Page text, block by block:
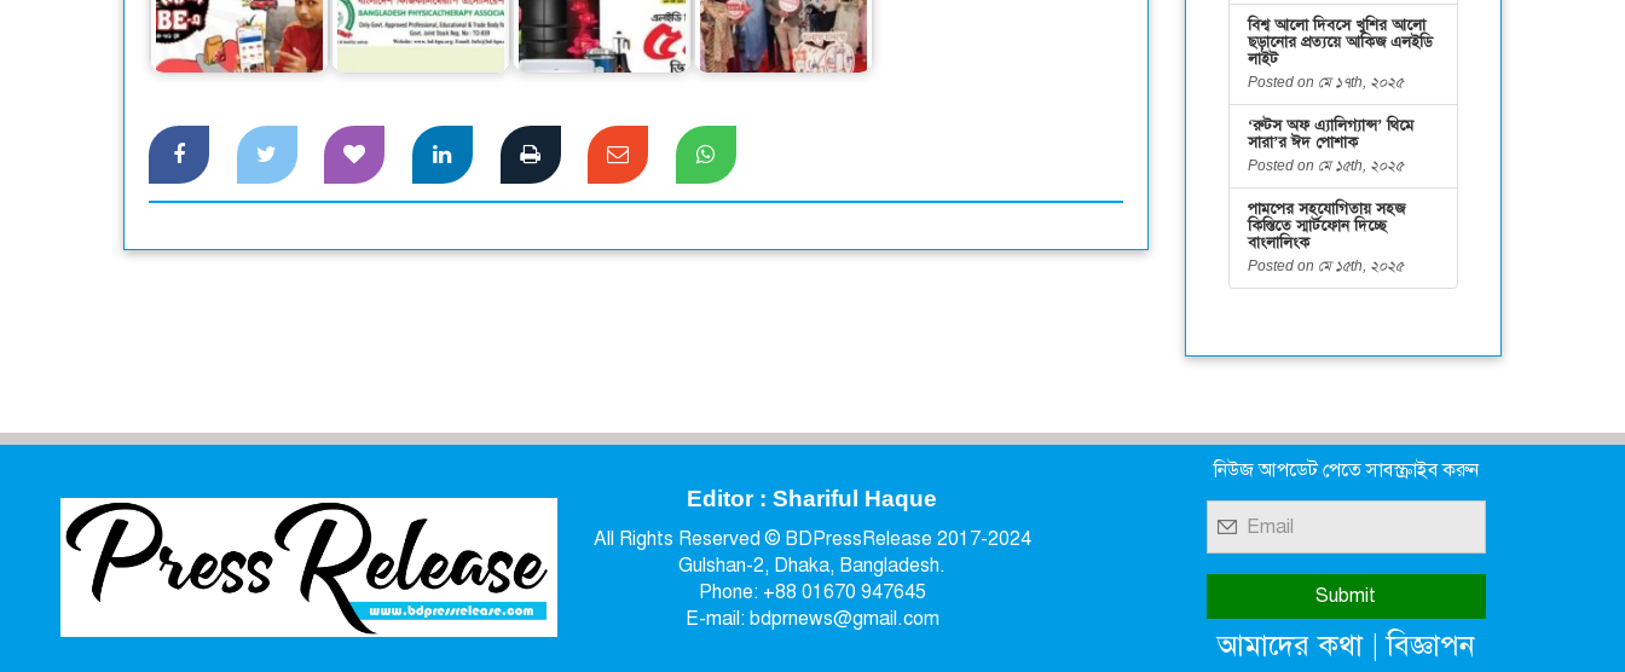
পাঠাওয়ের ‘চলো দেশি
ভাইব-এ’ ক্যাম্পেইন
ফিজিওথেরাপি
চিকিৎসকদের হয়রানী না
মিনিস্টারে চলছে
‘নির্বাচনি অফার’, টিভি-
ফ্রিজে ৫৩%…
এপেক্স রিওয়ার্ডস
মেম্বারের মাইলফলক
উদযাপন
বিশ্ব আলো দিবসে খুশির আলো
ছড়ানোর প্রত্যয়ে আকিজ এলইডি
লাইট
Posted on মে ১৭th, ২০২৫
‘রুটস অফ এ্যালিগ্যান্স’ থিমে
সারা’র ঈদ পোশাক
Posted on মে ১৫th, ২০২৫
পামপের সহযোগিতায় সহজ
কিস্তিতে স্মার্টফোন দিচ্ছে
বাংলালিংক
Posted on মে ১৫th, ২০২৫
Editor : Shariful Haque
All Rights Reserved © BDPressRelease 2017-2024
Gulshan-2, Dhaka, Bangladesh.
Phone: +88 01670 947645
E-mail: bdprnews@gmail.com
নিউজ আপডেট পেতে সাবস্ক্রাইব করুন
আমাদের কথা|বিজ্ঞাপন